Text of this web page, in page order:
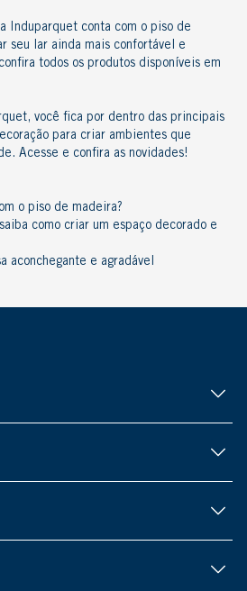
Induparquet conta com o piso de
seu lar ainda mais confortável e
todos os produtos disponíveis em
você fica por dentro das principais
para criar ambientes que
Acesse e confira as novidades!
o piso de madeira?
como criar um espaço decorado e
aconchegante e agradável